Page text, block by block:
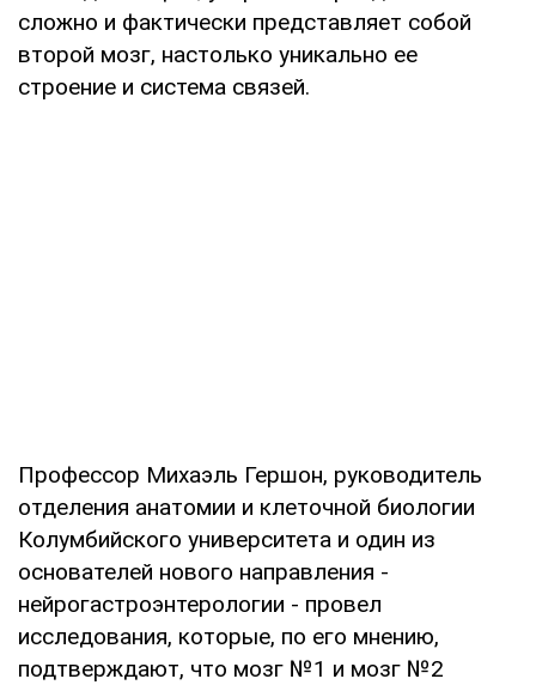
сложно и фактически представляет собой
второй мозг, настолько уникально ее
строение и система связей.
Профессор Михаэль Гершон, руководитель
отделения анатомии и клеточной биологии
Колумбийского университета и один из
основателей нового направления -
нейрогастроэнтерологии - провел
исследования, которые, по его мнению,
подтверждают, что мозг №1 и мозг №2